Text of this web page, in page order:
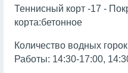
Теннисный корт -17 -
корта:бетонное
Количество водных
Работы: 14:30-17:00,